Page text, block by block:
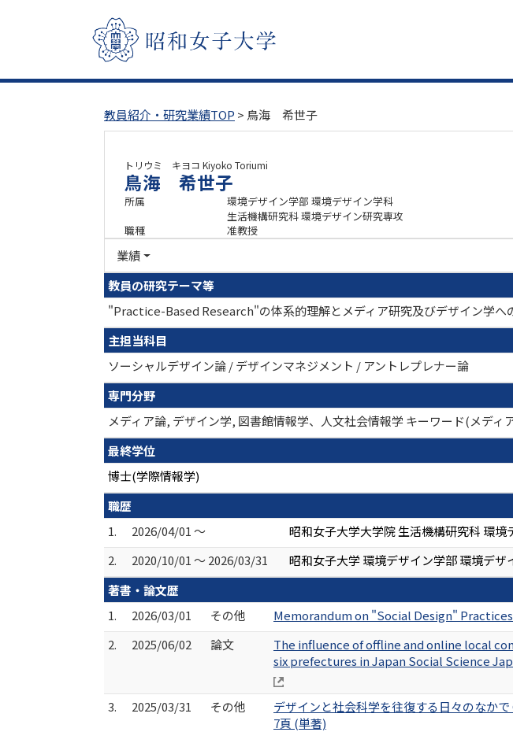
教員紹介・研究業績TOP > 鳥海 希世子
トリウミ キヨコ Kiyoko Toriumi
鳥海 希世子
所属
環境デザイン学部 環境デザイン学科
生活機構研究科 環境デザイン研究専攻
職種
准教授
業績
教員の研究テーマ等
"Practice-Based Research"の体系的理解とメディア研究及びデザイン学へ
主担当科目
ソーシャルデザイン論 / デザインマネジメント / アントレプレナー論
専門分野
メディア論, デザイン学, 図書館情報学、人文社会情報学 キーワード(メディ
最終学位
博士(学際情報学)
職歴
1.
2026/04/01 ～
昭和女子大学大学院 生活機構研究科 環境
2.
2020/10/01 ～ 2026/03/31
昭和女子大学 環境デザイン学部 環境デザ
著書・論文歴
1.
2026/03/01 その他
Memorandum on "Social Design"
2.
2025/06/02 論文
The influence of offline and online local
six prefectures in Japan Social Science
3. 2025/03/31 その他
デザインと社会科学を往復する日々のなか
7頁 (単著)